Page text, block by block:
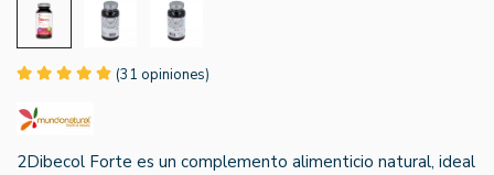
(31 opiniones)
2Dibecol Forte es un complemento alimenticio natural, ideal